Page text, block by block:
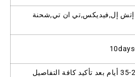
إل,فيديكس,تي ان تي,شحنة